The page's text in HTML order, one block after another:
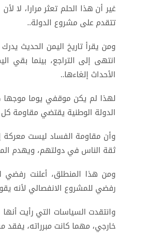
غير أن هذا الحلم تعثر مرارا، لا
تتقدم على مشروع الدولة..
ومن يقرأ تاريخ اليمن الحديث
انتهى إلى التراجع، بينما بقي
الأحداث إلغاءها..
لهذا لم يكن موقفي يوما
الدولة الوطنية يقتضي مقاومة
وأن مقاومة الفساد ليست معركة
ثقة الناس في دولتهم، ويهدم
ومن هذا المنطلق، أعلنت رفضي
رفضي للمشروع الانفصالي لأنه
وانتقدت السياسات التي رأيت
خارجي، مهما كانت مبرراته،